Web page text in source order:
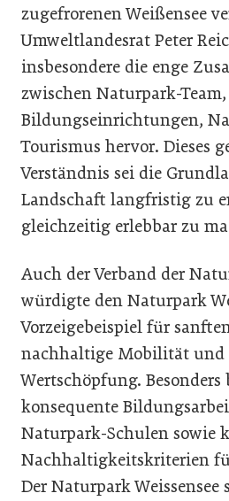
zugefrorenen Weißensee
Umweltlandesrat Peter
insbesondere die enge
zwischen Naturpark-
Bildungseinrichtungen,
Tourismus hervor. Dieses
Verständnis sei die
Landschaft langfristig zu
gleichzeitig erlebbar zu
Auch der Verband der
würdigte den Naturpark
Vorzeigebeispiel für
nachhaltige Mobilität und
Wertschöpfung.
konsequente
Naturpark-Schulen sowie
Nachhaltigkeitskriterien
Der Naturpark Weissensee